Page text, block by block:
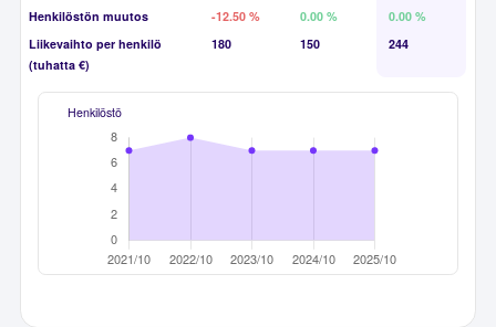
Henkilöstön muutos
-12.50 % 0.00 %
0.00 %
Liikevaihto per henkilö
(tuhatta €)
180 150 244
Henkilöstö